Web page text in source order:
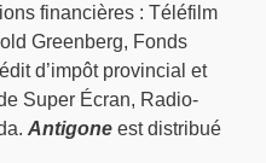
financières : Téléfilm
Greenberg, Fonds
d’impôt provincial et
Super Écran, Radio-
Antigone est distribué